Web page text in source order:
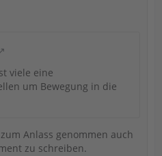
viele eine
um Bewegung in die
Anlass genommen auch
zu schreiben.